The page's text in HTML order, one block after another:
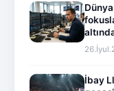
İbay